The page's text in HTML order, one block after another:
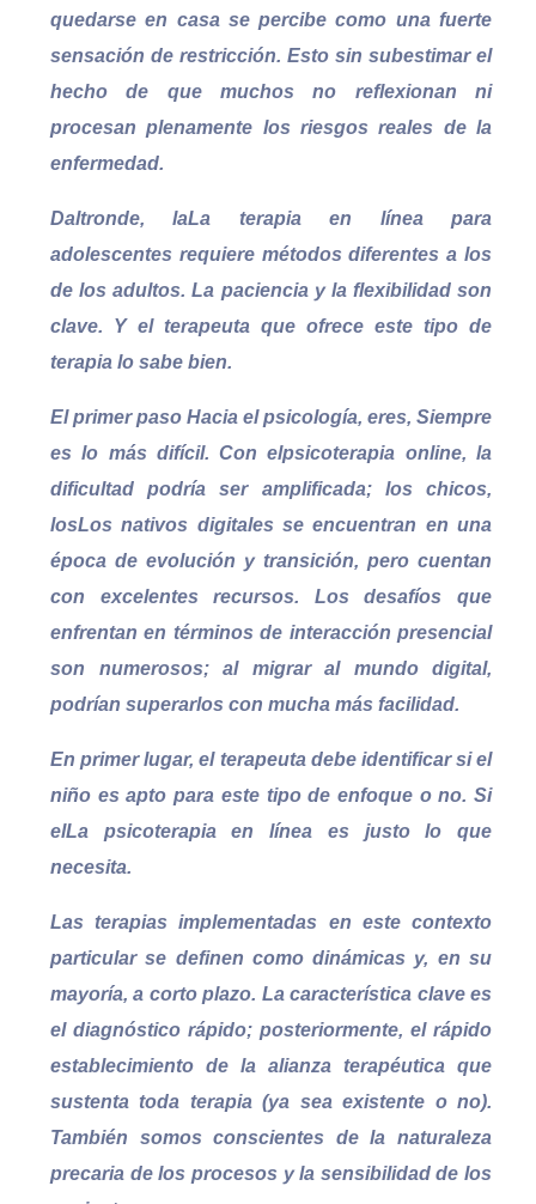
quedarse en casa se percibe como una fuerte
sensación de restricción. Esto sin subestimar el
hecho de que muchos no reflexionan ni
procesan plenamente los riesgos reales de la
enfermedad.
Daltronde, laLa terapia en línea para
adolescentes requiere métodos diferentes a los
de los adultos. La paciencia y la flexibilidad son
clave. Y el terapeuta que ofrece este tipo de
terapia lo sabe bien.
El primer paso Hacia elpsicología, eres, Siempre
es lo más difícil. Con elpsicoterapia online, la
dificultad podría ser amplificada; los chicos,
losLos nativos digitales se encuentran en una
época de evolución y transición, pero cuentan
con excelentes recursos. Los desafíos que
enfrentan en términos de interacción presencial
son numerosos; al migrar al mundo digital,
podrían superarlos con mucha más facilidad.
En primer lugar, el terapeuta debe identificar si el
niño es apto para este tipo de enfoque o no. Si
elLa psicoterapia en línea es justo lo que
necesita.
Las terapias implementadas en este contexto
particular se definen como dinámicas y, en su
mayoría, a corto plazo. La característica clave es
el diagnóstico rápido; posteriormente, el rápido
establecimiento de la alianza terapéutica que
sustenta toda terapia (ya sea existente o no).
También somos conscientes de la naturaleza
precaria de los procesos y la sensibilidad de los